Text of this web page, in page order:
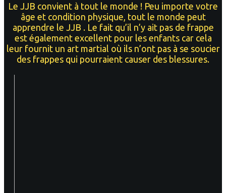
Le JJB convient à tout le monde ! Peu importe votre
âge et condition physique, tout le monde peut
apprendre le JJB . Le fait qu’il n’y ait pas de frappe
est également excellent pour les enfants car cela
leur fournit un art martial où ils n’ont pas à se soucier
des frappes qui pourraient causer des blessures.